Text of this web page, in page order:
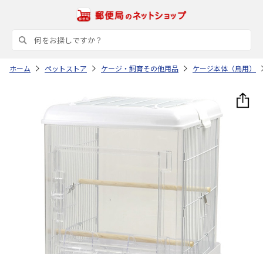
ホーム ペットストア ケージ・飼育その他用品 ケージ本体（鳥用）